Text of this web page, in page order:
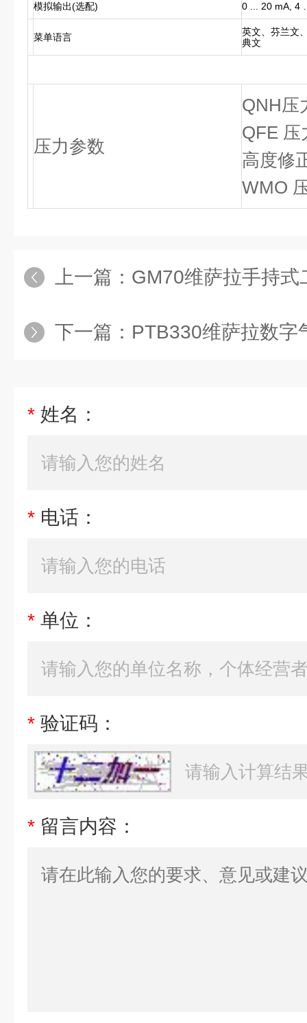
模拟输出(选配) 0 ... 20 mA,
菜单语言
英文、芬兰文
典文
压力参数
QNH压
QFE 压
高度修
WMO
上一篇： GM70维萨拉手持式二
下一篇： PTB330维萨拉数字气压计
* 姓名：
* 电话：
* 单位：
* 验证码：
* 留言内容：